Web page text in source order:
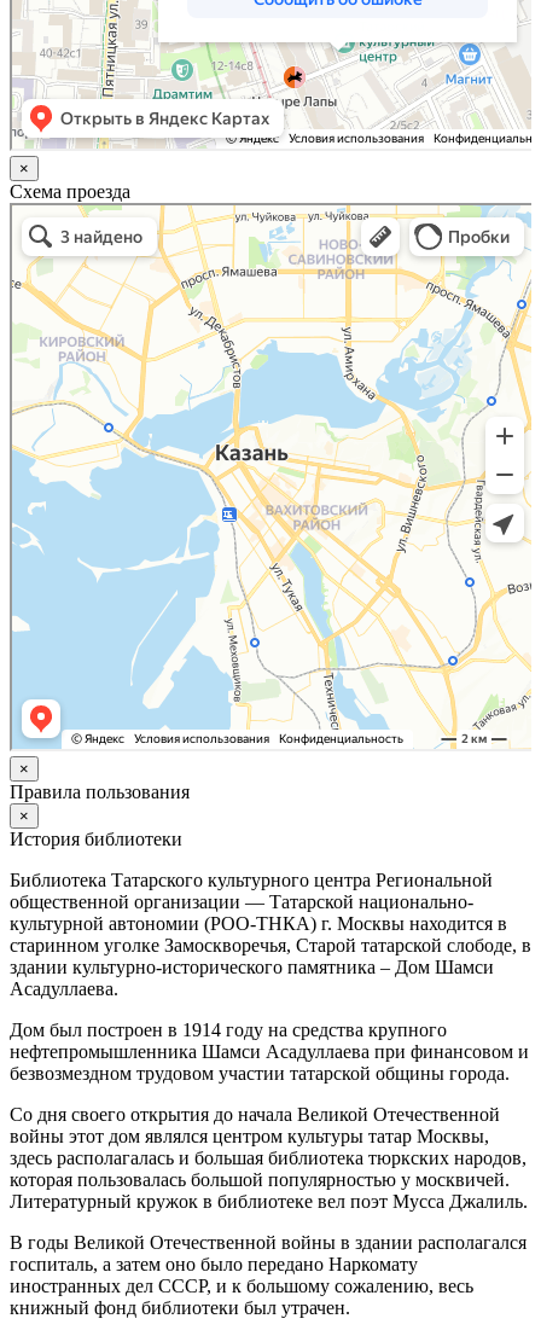
×
Схема проезда
Казань
Малый Татарский переулок, 8 на карте Москвы, ближайшее метро Новокузнецкая —
Яндекс.Карты
×
Правила пользования
×
История библиотеки
Библиотека Татарского культурного центра Региональной
общественной организации — Татарской национально-
культурной автономии (РОО-ТНКА) г. Москвы находится в
старинном уголке Замоскворечья, Старой татарской слободе, в
здании культурно-исторического памятника – Дом Шамси
Асадуллаева.
Дом был построен в 1914 году на средства крупного
нефтепромышленника Шамси Асадуллаева при финансовом и
безвозмездном трудовом участии татарской общины города.
Со дня своего открытия до начала Великой Отечественной
войны этот дом являлся центром культуры татар Москвы,
здесь располагалась и большая библиотека тюркских народов,
которая пользовалась большой популярностью у москвичей.
Литературный кружок в библиотеке вел поэт Мусса Джалиль.
В годы Великой Отечественной войны в здании располагался
госпиталь, а затем оно было передано Наркомату
иностранных дел СССР, и к большому сожалению, весь
книжный фонд библиотеки был утрачен.